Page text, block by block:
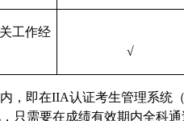
工作经
√
即在IIA认证考生管理系统（
只需要在成绩有效期内全科